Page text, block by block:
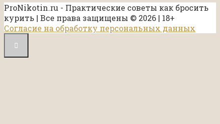
ProNikotin.ru - Практические советы как бросить
курить | Все права защищены © 2026 | 18+
Согласие на обработку персональных данных